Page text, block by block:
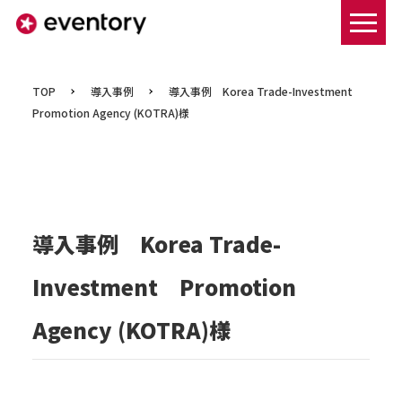
TOP 導入事例
導入事例 Korea Trade-Investment
Promotion Agency (KOTRA)様
導入事例 Korea Trade-
Investment Promotion
Agency (KOTRA)様